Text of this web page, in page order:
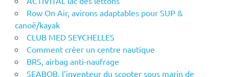
Row On Air, avirons adaptables pour SUP &
canoë/kayak
CLUB MED SEYCHELLES
Comment créer un centre nautique
BRS, airbag anti-naufrage
SEABOB, l’inventeur du scooter sous marin de